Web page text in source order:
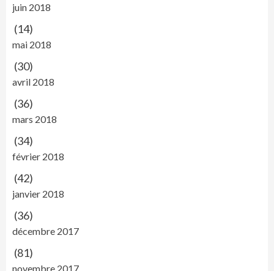
juin 2018
(14)
mai 2018
(30)
avril 2018
(36)
mars 2018
(34)
février 2018
(42)
janvier 2018
(36)
décembre 2017
(81)
novembre 2017